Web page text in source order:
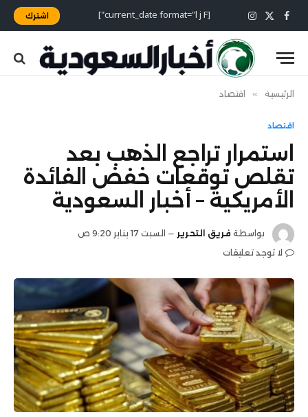
فيسبوك
X
(Twitter)
الانستغرام [current_date format="l j F"] اشترك
الرئيسية » اقتصاد
اقتصاد
استمرار تراجع الذهب بعد
تقلص توقعات خفض الفائدة
الأمريكية – أخبار السعودية
بواسطة فريق التحرير
السبت 17 يناير 9:20 ص
لا توجد تعليقات